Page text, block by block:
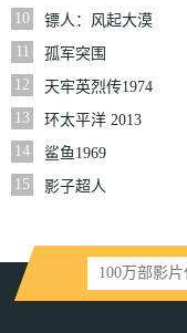
10
镖人：风起大漠
11
孤军突围
12
天牢英烈传1974
13
环太平洋 2013
14
鲨鱼1969
15
影子超人